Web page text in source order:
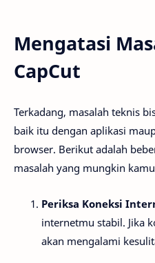
Mengatasi
CapCut
Terkadang, masalah teknis
baik itu dengan aplikasi
browser. Berikut adalah
masalah yang mungkin
Periksa Koneksi
internetmu stabil. Jika
akan mengalami